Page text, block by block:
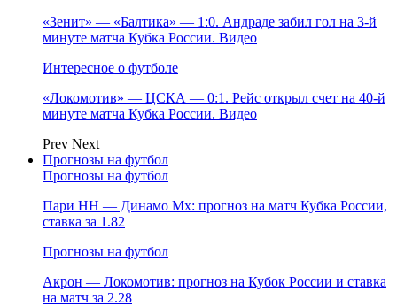
«Зенит» — «Балтика» — 1:0. Андраде забил гол на 3‑й
минуте матча Кубка России. Видео
Интересное о футболе
«Локомотив» — ЦСКА — 0:1. Рейс открыл счет на 40‑й
минуте матча Кубка России. Видео
Prev Next
Прогнозы на футбол
Прогнозы на футбол
Пари НН — Динамо Мх: прогноз на матч Кубка России,
ставка за 1.82
Прогнозы на футбол
Акрон — Локомотив: прогноз на Кубок России и ставка
на матч за 2.28